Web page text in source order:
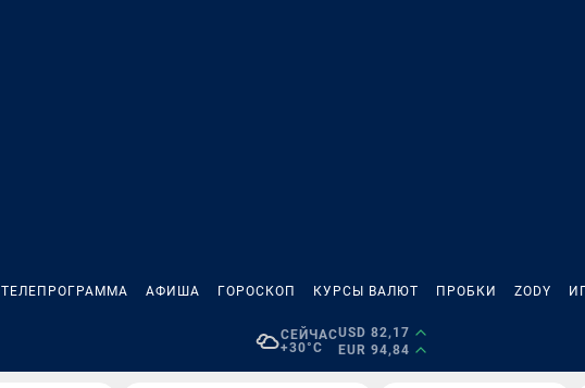
ТЕЛЕПРОГРАММА АФИША ГОРОСКОП КУРСЫ ВАЛЮТ ПРОБКИ ZODY
СЕЙЧАС
+30°C
USD 82,17
EUR 94,84